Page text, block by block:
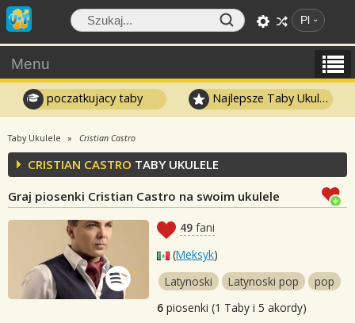
Pl
Menu
poczatkujacy taby Najlepsze Taby Ukulele
Taby Ukulele Cristian Castro
CRISTIAN CASTRO TABY UKULELE
Graj piosenki Cristian Castro na swoim ukulele
49 fani
(Meksyk)
Latynoski
Latynoski pop
pop
6 piosenki (1 Taby i 5 akordy)